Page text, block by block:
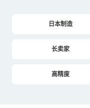
日本制造
长卖家
高精度